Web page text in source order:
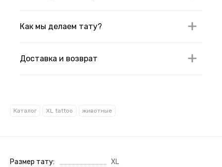
Как мы делаем тату?
Доставка и возврат
Каталог XL tattoo животные
Размер тату XL